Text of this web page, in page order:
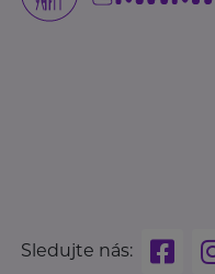
Sledujte nás: